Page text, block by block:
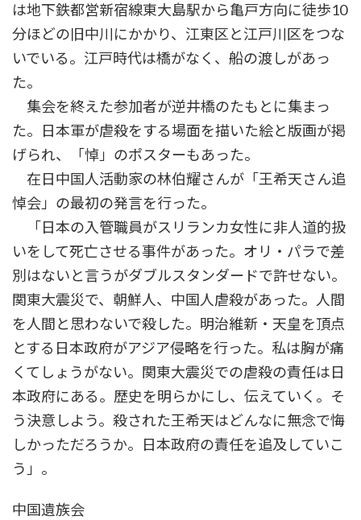
は地下鉄都営新宿線東大島駅から亀戸方向に徒歩10
分ほどの旧中川にかかり、江東区と江戸川区をつな
いでいる。江戸時代は橋がなく、船の渡しがあっ
た。
集会を終えた参加者が逆井橋のたもとに集まっ
た。日本軍が虐殺をする場面を描いた絵と版画が掲
げられ、「悼」のポスターもあった。
在日中国人活動家の林伯耀さんが「王希天さん追
悼会」の最初の発言を行った。
「日本の入管職員がスリランカ女性に非人道的扱
いをして死亡させる事件があった。オリ・パラで差
別はないと言うがダブルスタンダードで許せない。
関東大震災で、朝鮮人、中国人虐殺があった。人間
を人間と思わないで殺した。明治維新・天皇を頂点
とする日本政府がアジア侵略を行った。私は胸が痛
くてしょうがない。関東大震災での虐殺の責任は日
本政府にある。歴史を明らかにし、伝えていく。そ
う決意しよう。殺された王希天はどんなに無念で悔
しかっただろうか。日本政府の責任を追及していこ
う」。
中国遺族会